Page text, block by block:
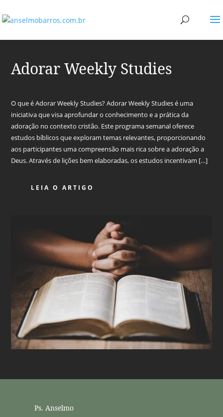
Adorar Weekly Studies
O que é Adorar Weekly Studies? Adorar Weekly Studies é uma
iniciativa que visa aprofundar o conhecimento e a prática da
adoração no contexto cristão. Este programa semanal oferece
estudos bíblicos que exploram temas relevantes, proporcionando
aos participantes uma compreensão mais rica sobre a adoração a
Deus. Através de lições bem elaboradas, os estudos incentivam […]
LEIA O ARTIGO
Ps. Anselmo